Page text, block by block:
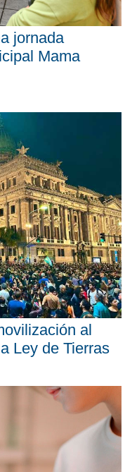
jornada
Mama
al
Ley de Tierras